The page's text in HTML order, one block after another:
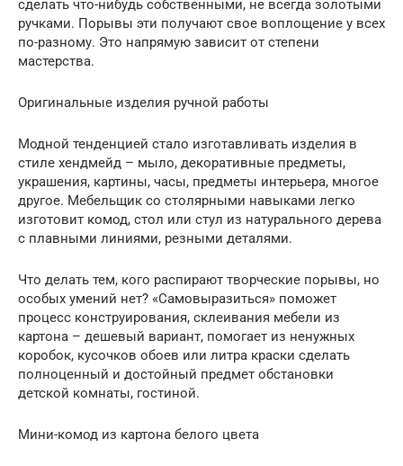
сделать что-нибудь собственными, не всегда золотыми
ручками. Порывы эти получают свое воплощение у всех
по-разному. Это напрямую зависит от степени
мастерства.
Оригинальные изделия ручной работы
Модной тенденцией стало изготавливать изделия в
стиле хендмейд – мыло, декоративные предметы,
украшения, картины, часы, предметы интерьера, многое
другое. Мебельщик со столярными навыками легко
изготовит комод, стол или стул из натурального дерева
с плавными линиями, резными деталями.
Что делать тем, кого распирают творческие порывы, но
особых умений нет? «Самовыразиться» поможет
процесс конструирования, склеивания мебели из
картона – дешевый вариант, помогает из ненужных
коробок, кусочков обоев или литра краски сделать
полноценный и достойный предмет обстановки
детской комнаты, гостиной.
Мини-комод из картона белого цвета